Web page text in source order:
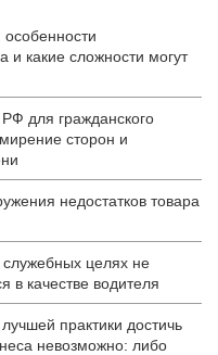
и какие сложности могут
для гражданского
сторон и
недостатков товара
служебных целях не
в качестве водителя
практики достичь
невозможно: либо